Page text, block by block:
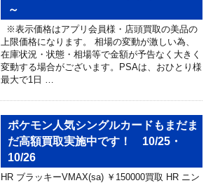
～
※表示価格はアプリ会員様・店頭買取の美品の
上限価格になります。 相場の変動が激しい為、
在庫状況・状態・相場等で金額が予告なく大きく
変動する場合がございます。PSAは、おひとり様
最大で1日 …
ポケモン人気シングルカードもまだま
だ高額買取実施中です！ 10/25・
10/26
HR ブラッキーVMAX(sa) ￥150000買取 HR ニン